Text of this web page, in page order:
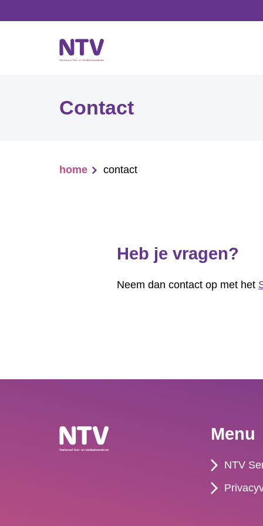
Contact
Breadcrumb
home contact
Heb je vragen?
Neem dan contact op met het
Menu
NTV